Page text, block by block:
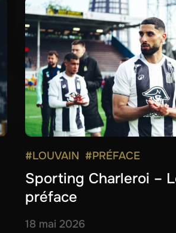
#LOUVAIN #PRÉFACE
Sporting Charleroi –
préface
18 mai 2026